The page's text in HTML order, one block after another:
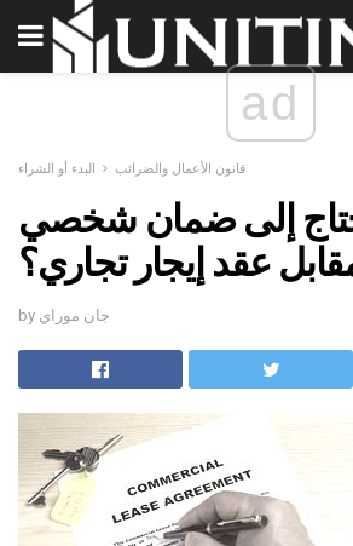
ad
قانون الأعمال والضرائب البدء أو الشراء
إلى ضمان شخصي
عقد إيجار تجاري؟
by جان موراي